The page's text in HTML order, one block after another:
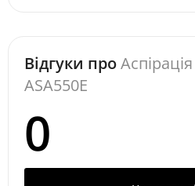
Відгуки про
ASA550E
0